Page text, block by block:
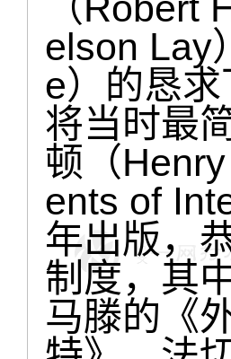
elson Lay
e）的恳
将当时最
顿（
ents of
年出版，
制度，其
马滕的《